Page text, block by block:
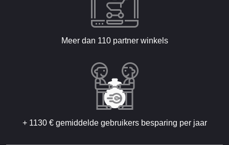
Meer dan 110 partner winkels
+ 1130 € gemiddelde gebruikers besparing per jaar